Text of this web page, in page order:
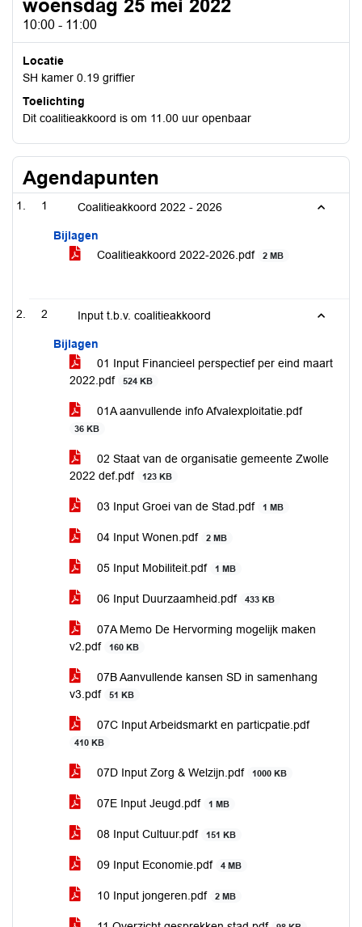
woensdag 25 mei 2022
10:00 - 11:00
Locatie
SH kamer 0.19 griffier
Toelichting
Dit coalitieakkoord is om 11.00 uur openbaar
Agendapunten
1 Coalitieakkoord 2022 - 2026
Bijlagen
Coalitieakkoord 2022-2026.pdf
2 MB
2 Input t.b.v. coalitieakkoord
Bijlagen
01 Input Financieel perspectief per eind maart
2022.pdf
524 KB
01A aanvullende info Afvalexploitatie.pdf
36 KB
02 Staat van de organisatie gemeente Zwolle
2022 def.pdf
123 KB
03 Input Groei van de Stad.pdf 1 MB
04 Input Wonen.pdf 2 MB
05 Input Mobiliteit.pdf 1 MB
06 Input Duurzaamheid.pdf 433 KB
07A Memo De Hervorming mogelijk maken
v2.pdf
160 KB
07B Aanvullende kansen SD in samenhang
v3.pdf
51 KB
07C Input Arbeidsmarkt en particpatie.pdf
410 KB
07D Input Zorg & Welzijn.pdf 1000 KB
07E Input Jeugd.pdf 1 MB
08 Input Cultuur.pdf 151 KB
09 Input Economie.pdf 4 MB
10 Input jongeren.pdf 2 MB